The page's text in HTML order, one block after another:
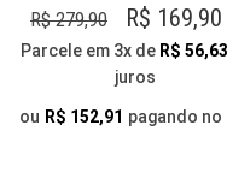
R$279,90
O
PREÇO
ORIGINAL
ERA:
R$ 169,90
Parcele em 3x de R$ 56,63
juros
ou R$ 152,91 pagando no